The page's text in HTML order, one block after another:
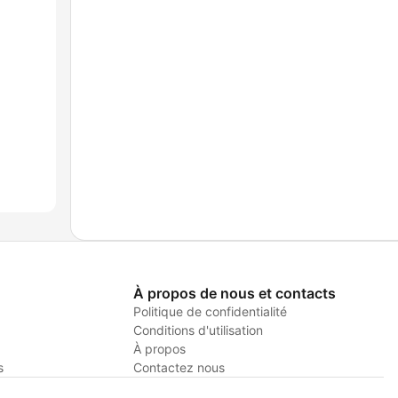
À propos de nous et contacts
Politique de confidentialité
Conditions d'utilisation
À propos
Contactez nous